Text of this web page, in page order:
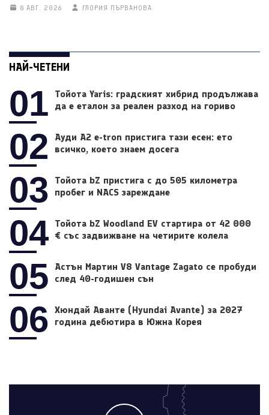
8 АВГ. 2026 ГЛОРИЯ ПЪРВАНОВА
НАЙ-ЧЕТЕНИ
01
Тойота Yaris: градският хибрид продължава
да е еталон за реален разход на гориво
02
Ауди A2 e-tron пристига тази есен: ето
всичко, което знаем досега
03
Тойота bZ пристига с до 505 километра
пробег и NACS зареждане
04 Тойота bZ Woodland EV стартира от 42 000
€ със задвижване на четирите колела
05
Астън Мартин V8 Vantage Zagato се пробуди
след 40-годишен сън
06
Хюндай Аванте (Hyundai Avante) за 2027
година дебютира в Южна Корея